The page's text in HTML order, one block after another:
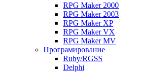
RPG Maker 2000
RPG Maker 2003
RPG Maker XP
RPG Maker VX
RPG Maker MV
Програмирование
Ruby/RGSS
Delphi